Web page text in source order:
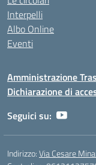
Interpelli
Albo Online
Eventi
Amministrazione
Dichiarazione di
Seguici su:
Indirizzo:Via Cesare